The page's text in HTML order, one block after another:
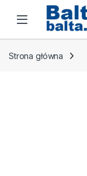
Skip to navigation
Skip to content
Open
Strona główna